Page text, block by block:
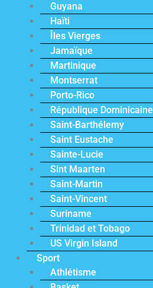
Guyana
Haïti
Îles Vierges
Jamaïque
Martinique
Montserrat
Porto-Rico
République Dominicaine
Saint-Barthélemy
Saint Eustache
Sainte-Lucie
Sint Maarten
Saint-Martin
Saint-Vincent
Suriname
Trinidad et Tobago
US Virgin Island
Sport
Athlétisme